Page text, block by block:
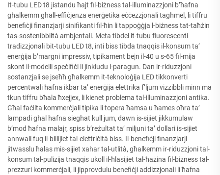
It-tubu LED t8 jistandu ħajt fil-biżness tal-illuminazzjoni b’ħafna
għalkemm għall-effiċjenza enerġetika eċċezzjonali tagħmel, li tiffru
benefiċji finanzjarji sinifikanti fil-ħin li tappoġġja l-biżness tat-taħżin
tas-sostenibbiltà ambjentali. Meta tibdel it-tubu fluorescenti
tradizzjonali bit-tubu LED t8, inti biss tibda tnaqqis il-konsum ta’
enerġija b’margni impres­siv, tipikament bejn il-40 u s-65 fil-mija
skont il-modelli speċifiċi li jinkludu l-paragun. Dan ir-riduzzjoni
sostanzjali se jseħħ għalkemm it-teknoloġija LED tikkonverti
percentwali ħafna ikbar ta’ enerġija elettrika f’ljum vizzibbli minn ma
tkun tiffru bħala ħxejjex, li kienet problema tal-illuminazzjoni antika.
Għal faċilta kommerċjali tipika li topera ħamsa u ħames oħra ta’
lampadi għal ħafna siegħat kull jum, dawn is-sijiet jikkumulaw
b’mod ħafna malajr, spiss b’reżultat ta’ miljuni ta’ dollari is-sijiet
annwali fuq il-billijiet tal-elettriċità biss. Il-benefiċji finanzjarji
jitwasslu ħalas mis-sijiet xahar tal-utlità, għalkemm ir-riduzzjoni tal-
konsum tal-pulizija tnaqqis ukoll il-ħlasijiet tal-ħażina fil-biżness tal-
prezzuri kommerċjali, li jipprovdulu benefiċji addizzjonali li ħafna